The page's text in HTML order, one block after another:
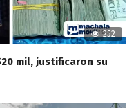
252
mil, justificaron su